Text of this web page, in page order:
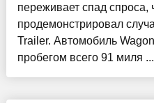
переживает спад спроса,
продемонстрировал
Trailer. Автомобиль
пробегом всего 91 миля ...